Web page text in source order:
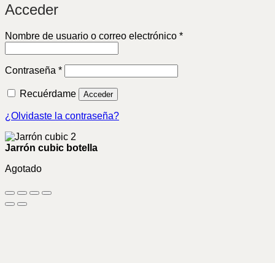
Acceder
Nombre de usuario o correo electrónico *Obligatorio
Contraseña *Obligatorio
Recuérdame Acceder
¿Olvidaste la contraseña?
Jarrón cubic botella
Agotado